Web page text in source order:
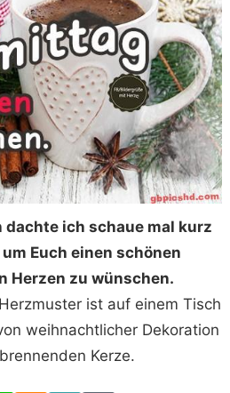
dachte ich schaue mal kurz
Euch einen schönen
Herzen zu wünschen.
ist auf einem Tisch
weihnachtlicher Dekoration
Kerze.